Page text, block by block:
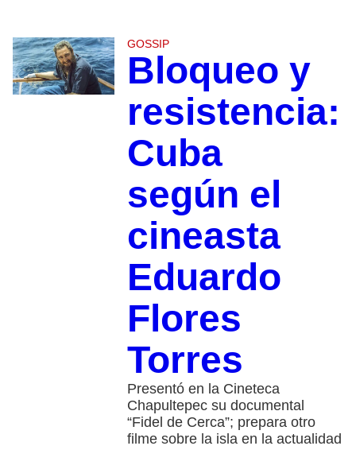
GOSSIP
Bloqueo y
resistencia:
Cuba
según el
cineasta
Eduardo
Flores
Torres
Presentó en la Cineteca
Chapultepec su documental
“Fidel de Cerca”; prepara otro
filme sobre la isla en la actualidad